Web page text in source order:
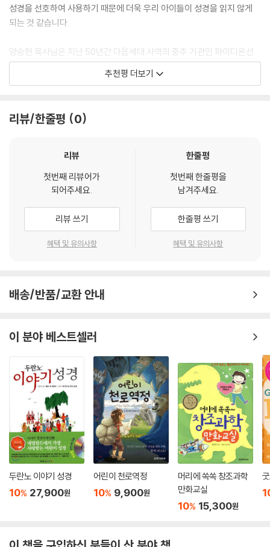
분열 왕국
왕들의 이야기 선한 왕 여호사밧 · 220
왕들의 이야기 선한 왕 히스기야 · 222
왕들의 이야기 선한 왕 요시야 · 224
왕들의 이야기 악한 왕 아달랴 · 228
왕들의 이야기 악한 왕 므낫세 · 230
선지자들의 이야기 엘리사 · 234
선지자들의 이야기 요나 · 238
선지자들의 이야기 예레미야 · 240
나라가 멸망했어요 · 244
두 번째 귀환 백성의 믿음을 세웠어요 · 256
세 번째 귀환 성벽을 세웠어요 · 258
에스더가 목숨을 걸고 백성을 구했어요 · 260
400년 침묵기
예수님이 오시기까지 400년 동안 하나님은
아무 말씀도 하지 않으셨어요 · 268
예수님 이야기 - 왕의 준비
천사가 마리아에게 아들을 낳을 것이라고 말했어요 · 272
· 우리 가족 모두의 성경 메이트!
성경을 선호하여 사용하기 때문에 더욱 우리 아이들이 성경을 읽지 않게
되는 것 같습니다.
양승헌 목사님은 지난 50년간 다음세대 사역의 중추 기관인 파이디온선
교회를 설립하고, 한순간도 멈추지 않고 다음세대 사역을 해 오신 분입니
다. 사역하는 긴 시간 동안, 다음세대가 읽을 성경이 없는 것을 안타까워하
이들의 연령대에 맞는 언어로 쉽게 쓰인 하나님의 말씀입니다. 또 핵심적
록 만들어졌습니다. 우리 자녀는 이 책을 읽으며 하나님을 알고, 그분이 하
의 능력을 경험하게 될 것입니다. 성경책은 많으나 ‘말씀이 없어서 기근’인
성경 난독의 시기에, 성경을 읽고, 묵상하며, 삶에 적용하고, 기뻐하는 자
녀를 보게 될 것입니다. 그것은 너무나 귀한 일입니다. 기쁜 마음으로 이 책
을 이 땅의 부모님들과 조부모님들과 선생님들에게 추천합니다.
- 고종율 (목사_파이디온선교회 대표)
수님을 정말 많이 사랑하는 분인가 봅니다. 왜냐하면 예수님이 가장 좋아
아이들을 사랑하여 평생 어린이 사역에 헌신했고, 아이들의 눈높이에 맞춰
지금, 무척 반가운 소식을 들었습니다. 우리 집에 첫 손녀가 태어난 것입니
다. 우리 손녀딸에게 『바나바 할아버지의 이야기 성경』을 읽어 주며 성경
이야기를 들려줄 시간이 무척 기대됩니다.
- 김요셉 (목사_원천침례교회 대표 목사, 수원중앙기독초등학교 교목)
성경을 잃어버린 교육, 그것은 교육이 아닙니다. 오늘날 학교에서 수많은
정보와 지식을 가르치지만, 정작 가장 중요한 성경 교육은 빠져 있습니다.
성경에는 “마땅히 행할 길을 아이에게 가르치라 그리하면 늙어도 그것을
떠나지 아니하리라”(잠 22:6)고 쓰여 있는데, 오늘날 ‘마땅히 행할 길’을
가르치지 않는 교육으로 인해 너무나 많은 아이가 방황하고 있습니다. 교
회 안에서조차 성경을 제대로 배우지 못하는 것 같습니다. 성경에 관해서
하는 것 같습니다. 성경의 가치관이 다음세대의 마음에 새겨지지 않으면
추천평 더보기
리뷰/한줄평 0
리뷰
첫번째 리뷰어가
되어주세요.
리뷰 쓰기
혜택 및 유의사항
한줄평
첫번째 한줄평을
남겨주세요.
한줄평 쓰기
혜택 및 유의사항
배송/반품/교환 안내
이 분야 베스트셀러
두란노 이야기 성경
10% 27,900원
어린이 천로역정
10% 9,900원
머리에 쏙쏙 창조과학
만화교실
10% 15,300원